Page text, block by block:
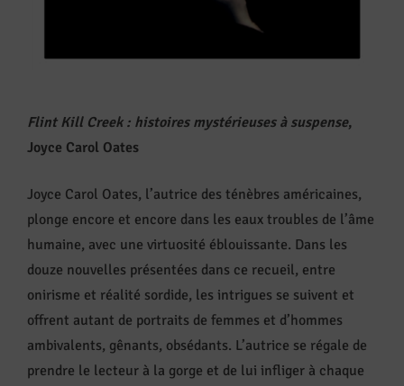
Flint Kill Creek : histoires mystérieuses à suspense,
Joyce Carol Oates
Joyce Carol Oates, l’autrice des ténèbres américaines,
plonge encore et encore dans les eaux troubles de l’âme
humaine, avec une virtuosité éblouissante. Dans les
douze nouvelles présentées dans ce recueil, entre
onirisme et réalité sordide, les intrigues se suivent et
offrent autant de portraits de femmes et d’hommes
ambivalents, gênants, obsédants. L’autrice se régale de
prendre le lecteur à la gorge et de lui infliger à chaque